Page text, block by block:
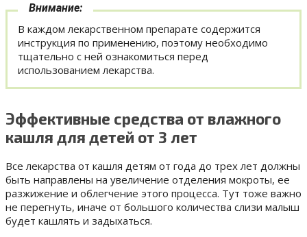
Внимание:
В каждом лекарственном препарате содержится
инструкция по применению, поэтому необходимо
тщательно с ней ознакомиться перед
использованием лекарства.
Эффективные средства от влажного
кашля для детей от 3 лет
Все лекарства от кашля детям от года до трех лет должны
быть направлены на увеличение отделения мокроты, ее
разжижение и облегчение этого процесса. Тут тоже важно
не перегнуть, иначе от большого количества слизи малыш
будет кашлять и задыхаться.